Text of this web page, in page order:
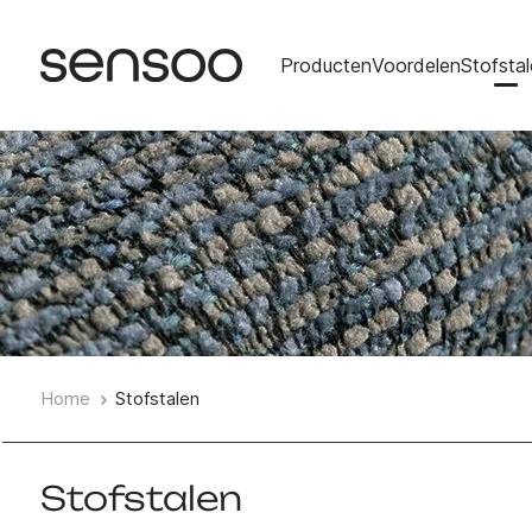
ProductenVoordelen
Home Stofstalen
Stofstalen